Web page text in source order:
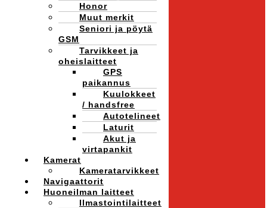
Honor
Muut merkit
Seniori ja pöytä
GSM
Tarvikkeet ja
oheislaitteet
GPS
paikannus
Kuulokkeet
/ handsfree
Autotelineet
Laturit
Akut ja
virtapankit
Kamerat
Kameratarvikkeet
Navigaattorit
Huoneilman laitteet
Ilmastointilaitteet